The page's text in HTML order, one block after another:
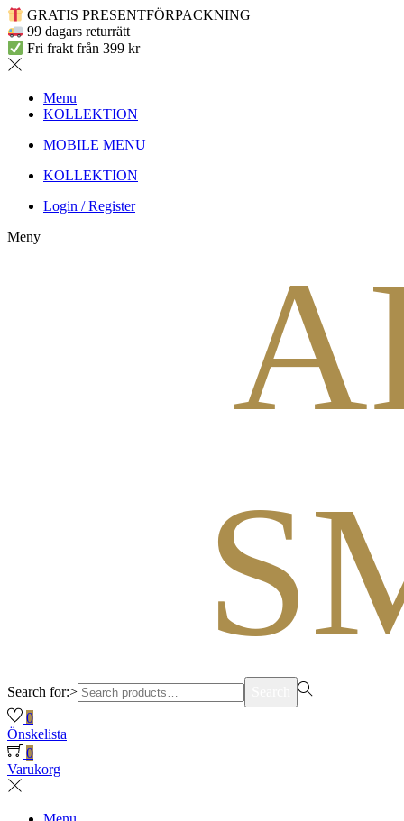
GRATIS PRESENTFÖRPACKNING
99 dagars returrätt
Fri frakt från 399 kr
Menu
KOLLEKTION
MOBILE MENU
KOLLEKTION
Login / Register
Meny
Search for:>
0
Önskelista
0
Varukorg